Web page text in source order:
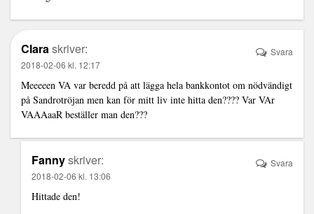
Clara skriver:
2018-02-06 kl. 12:17
Meeeeen VA var beredd på att lägga hela bankkontot om nödvändigt
på Sandrotröjan men kan för mitt liv inte hitta den???? Var VAr
VAAAaaR beställer man den???
Svara
Fannyskriver:
2018-02-06 kl. 13:06
Hittade den!
Svara